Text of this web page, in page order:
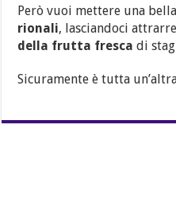
Però vuoi mettere una
rionali, lasciandoci
della frutta fresca di
Sicuramente è tutta